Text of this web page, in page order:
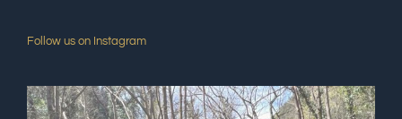
Follow us on Instagram